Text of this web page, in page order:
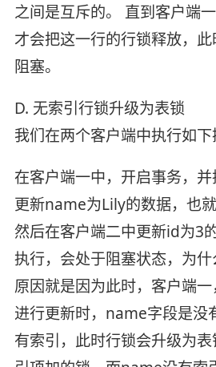
之间是互斥的。 直到客户端
才会把这一行的行锁释放，
阻塞。
D. 无索引行锁升级为表锁
我们在两个客户端中执行如下
在客户端一中，开启事务，并
更新name为Lily的数据，也
然后在客户端二中更新id为3
执行，会处于阻塞状态，为什
原因就是因为此时，客户端
进行更新时，name字段是没
有索引，此时行锁会升级为